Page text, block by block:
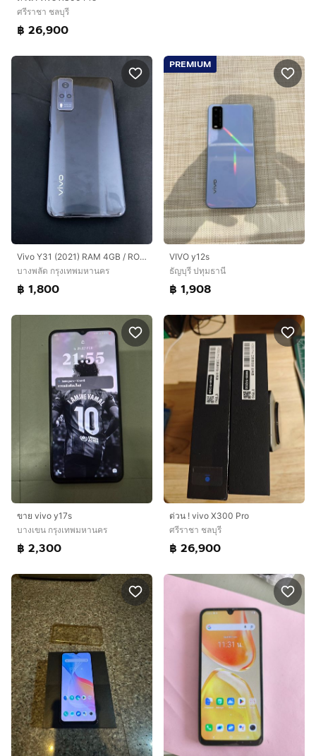
ศรีราชา ชลบุรี
฿ 26,900
Vivo Y31 (2021) RAM 4GB / ROM 128GB สภาพสวย การใช้งานปกติ 100%
บางพลัด กรุงเทพมหานคร
฿ 1,800
PREMIUM
VIVO y12s
ธัญบุรี ปทุมธานี
฿ 1,908
ขาย vivo y17s
บางเขน กรุงเทพมหานคร
฿ 2,300
ด่วน ! vivo X300 Pro
ศรีราชา ชลบุรี
฿ 26,900